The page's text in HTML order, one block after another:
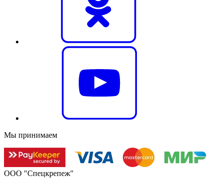
Мы принимаем
ООО "Спецкрепеж"